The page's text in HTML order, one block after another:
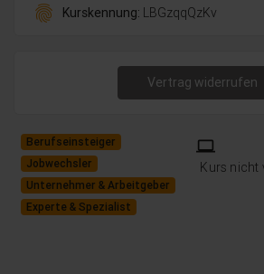
fingerprint Kurskennung: LBGzqqQzKv
Vertrag widerrufen
Berufseinsteiger
Jobwechsler
Unternehmer & Arbeitgeber
Experte & Spezialist
laptop
Kurs nicht